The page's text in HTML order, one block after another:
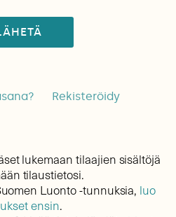
Rekisteröidy
lukemaan tilaajien sisältöjä
tilaustietosi.
Luonto -tunnuksia, luo
ensin.